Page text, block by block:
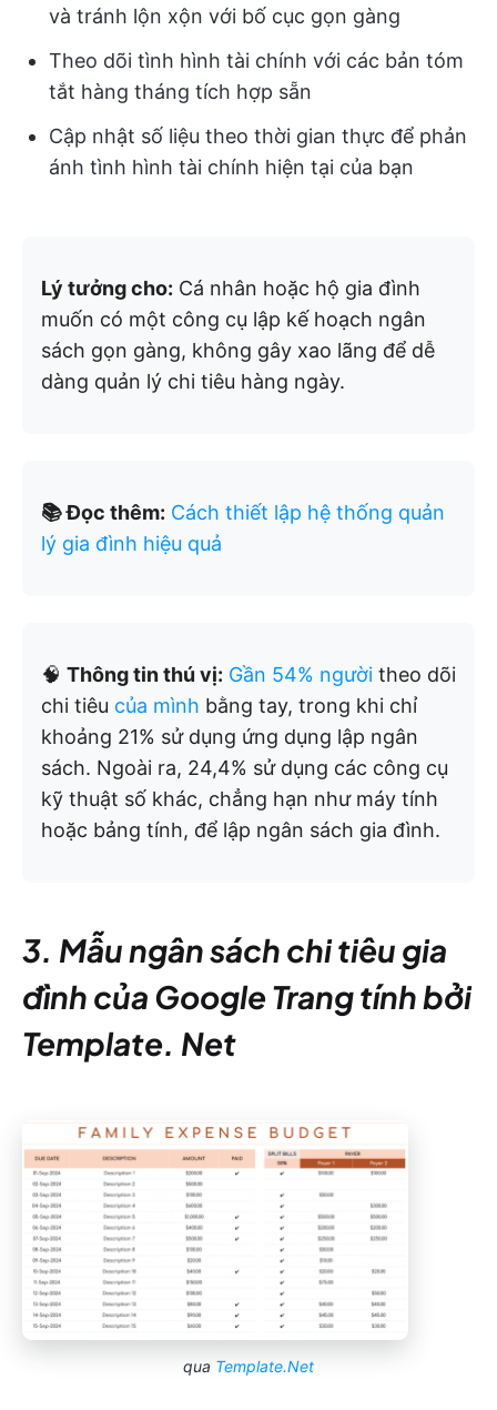
và tránh lộn xộn với bố cục gọn gàng
Theo dõi tình hình tài chính với các bản tóm
tắt hàng tháng tích hợp sẵn
Cập nhật số liệu theo thời gian thực để phản
ánh tình hình tài chính hiện tại của bạn
Lý tưởng cho: Cá nhân hoặc hộ gia đình
muốn có một công cụ lập kế hoạch ngân
sách gọn gàng, không gây xao lãng để dễ
dàng quản lý chi tiêu hàng ngày.
📚 Đọc thêm: Cách thiết lập hệ thống quản
lý gia đình hiệu quả
🧠 Thông tin thú vị: Gần 54% người theo dõi
chi tiêu của mình bằng tay, trong khi chỉ
khoảng 21% sử dụng ứng dụng lập ngân
sách. Ngoài ra, 24,4% sử dụng các công cụ
kỹ thuật số khác, chẳng hạn như máy tính
hoặc bảng tính, để lập ngân sách gia đình.
3. Mẫu ngân sách chi tiêu gia
đình của Google Trang tính bởi
Template. Net
qua Template.Net